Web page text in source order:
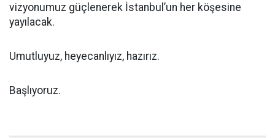
vizyonumuz güçlenerek İstanbul’un her köşesine
yayılacak.
Umutluyuz, heyecanlıyız, hazırız.
Başlıyoruz.